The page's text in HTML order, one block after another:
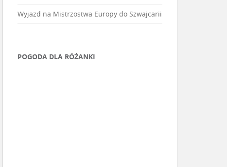
Wyjazd na Mistrzostwa Europy do Szwajcarii
POGODA DLA RÓŻANKI